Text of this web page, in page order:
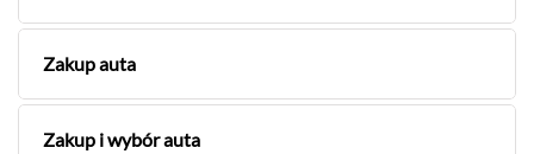
Zakup auta
Zakup i wybór auta